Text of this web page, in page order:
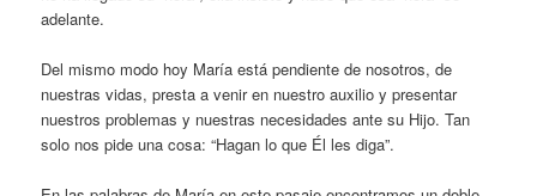
adelante.
Del mismo modo hoy María está pendiente de nosotros, de
nuestras vidas, presta a venir en nuestro auxilio y presentar
nuestros problemas y nuestras necesidades ante su Hijo. Tan
solo nos pide una cosa: “Hagan lo que Él les diga”.